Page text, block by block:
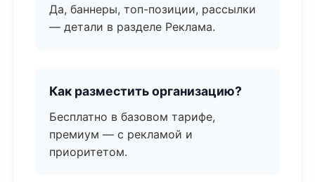
Да, баннеры, топ-позиции, рассылки
— детали в разделе Реклама.
Как разместить организацию?
Бесплатно в базовом тарифе,
премиум — с рекламой и
приоритетом.